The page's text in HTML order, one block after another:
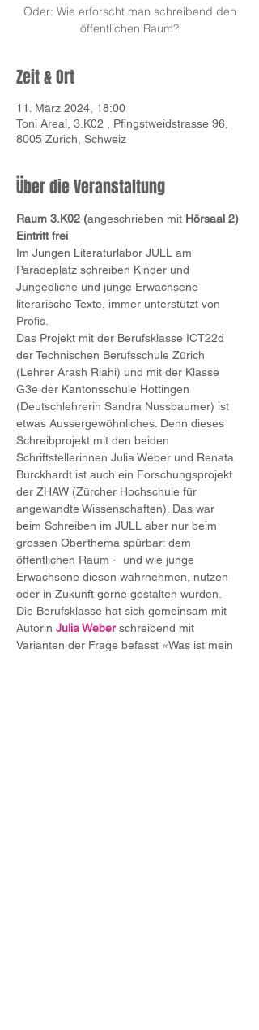
Oder: Wie erforscht man schreibend den
öffentlichen Raum?
Zeit & Ort
11. März 2024, 18:00
Toni Areal, 3.K02 , Pfingstweidstrasse 96,
8005 Zürich, Schweiz
Über die Veranstaltung
Raum 3.K02 (angeschrieben mit Hörsaal 2)
Eintritt frei
Im Jungen Literaturlabor JULL am
Paradeplatz schreiben Kinder und
Jungedliche und junge Erwachsene
literarische Texte, immer unterstützt von
Profis.
Das Projekt mit der Berufsklasse ICT22d
der Technischen Berufsschule Zürich
(Lehrer Arash Riahi) und mit der Klasse
G3e der Kantonsschule Hottingen
(Deutschlehrerin Sandra Nussbaumer) ist
etwas Aussergewöhnliches. Denn dieses
Schreibprojekt mit den beiden
Schriftstellerinnen Julia Weber und Renata
Burckhardt ist auch ein Forschungsprojekt
der ZHAW (Zürcher Hochschule für
angewandte Wissenschaften). Das war
beim Schreiben im JULL aber nur beim
grossen Oberthema spürbar: dem
öffentlichen Raum -  und wie junge
Erwachsene diesen wahrnehmen, nutzen
oder in Zukunft gerne gestalten würden.
Die Berufsklasse hat sich gemeinsam mit
Autorin Julia Weber schreibend mit
Varianten der Frage befasst «Was ist mein